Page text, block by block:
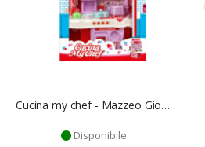
Cucina my chef - Mazzeo Giocattoli
Disponibile